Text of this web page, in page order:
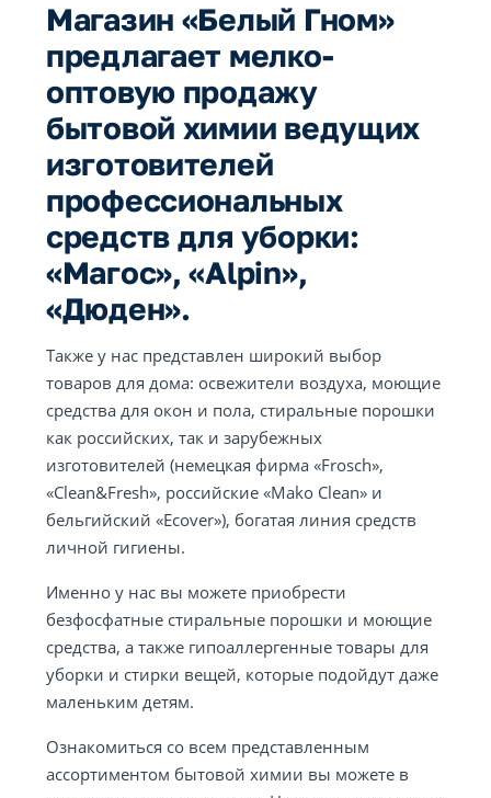
Магазин «Белый Гном»
предлагает мелко-
оптовую продажу
бытовой химии ведущих
изготовителей
профессиональных
средств для уборки:
«Магос», «Alpin»,
«Дюден».
Также у нас представлен широкий выбор
товаров для дома: освежители воздуха, моющие
средства для окон и пола, стиральные порошки
как российских, так и зарубежных
изготовителей (немецкая фирма «Frosch»,
«Clean&Fresh», российские «Mako Clean» и
бельгийский «Ecover»), богатая линия средств
личной гигиены.
Именно у нас вы можете приобрести
безфосфатные стиральные порошки и моющие
средства, а также гипоаллергенные товары для
уборки и стирки вещей, которые подойдут даже
маленьким детям.
Ознакомиться со всем представленным
ассортиментом бытовой химии вы можете в